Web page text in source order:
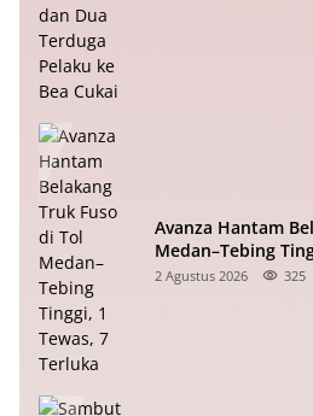
Avanza Hantam
Medan–Tebing
2 Agustus 2026 325